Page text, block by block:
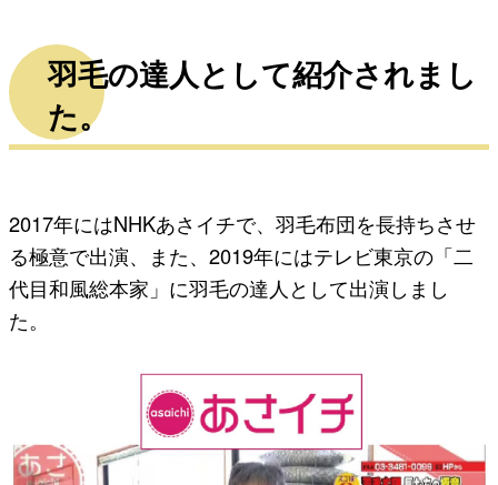
羽毛の達人として紹介されまし
た。
2017年にはNHKあさイチで、羽毛布団を長持ちさせ
る極意で出演、また、2019年にはテレビ東京の「二
代目和風総本家」に羽毛の達人として出演しまし
た。